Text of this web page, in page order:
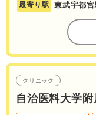
最寄り駅 東武宇都
クリニック
自治医料大学